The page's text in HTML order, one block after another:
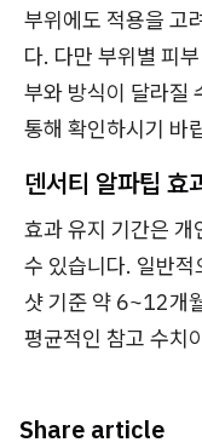
부위에도 적용을 고
다. 다만 부위별 피
부와 방식이 달라질
통해 확인하시기 바
덴서티 알파팁 효
효과 유지 기간은 개
수 있습니다. 일반
샷 기준 약 6~12개
평균적인 참고 수치
Share article